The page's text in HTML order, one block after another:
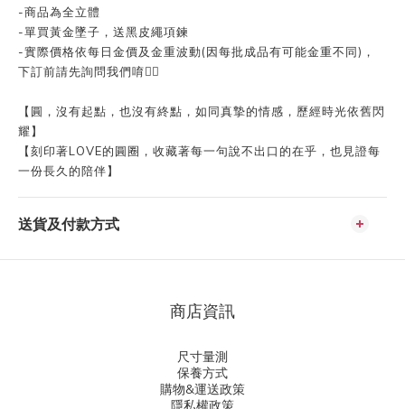
-商品為全立體
-單買黃金墜子，送黑皮繩項鍊
-實際價格依每日金價及金重波動(因每批成品有可能金重不同)，
下訂前請先詢問我們唷👍🏻
【圓，沒有起點，也沒有終點，如同真摯的情感，歷經時光依舊閃
耀】
【刻印著LOVE的圓圈，收藏著每一句說不出口的在乎，也見證每
一份長久的陪伴】
送貨及付款方式
商店資訊
尺寸量測
保養方式
購物&運送政策
隱私權政策